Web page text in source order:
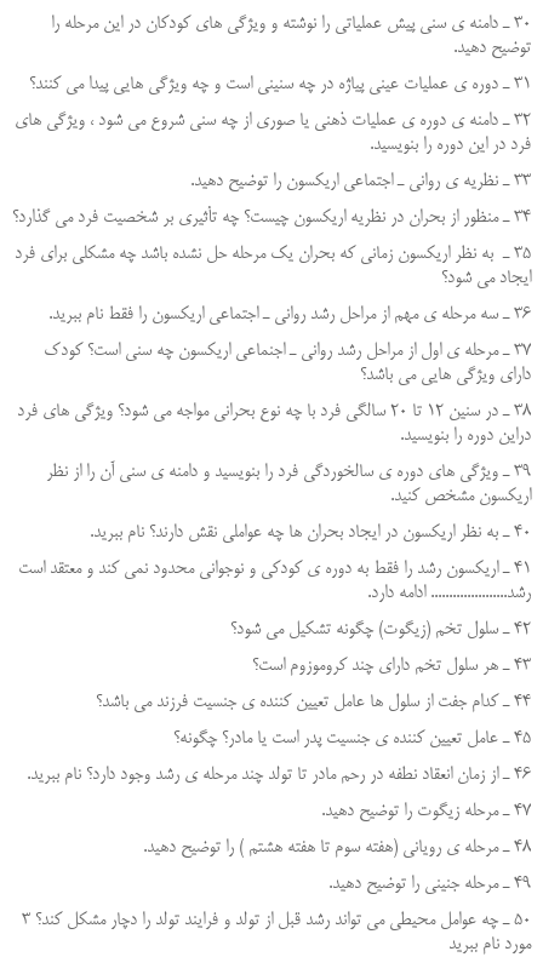
30 ـ دامنه ي سني پيش عملياتي را نوشته و ويژگي هاي كودكان در اين مرحله را
توضيح دهيد.
31 ـ دوره ي عمليات عيني پياژه در چه سنيني است و چه ويژگي هايي پيدا مي كنند؟
32 ـ دامنه ي دوره ي عمليات ذهني يا صوري از چه سني شروع مي شود ، ويژگي هاي
فرد در اين دوره را بنويسيد.
33 ـ نظريه ي رواني ـ اجتماعي اريكسون را توضيح دهيد.
34 ـ منظور از بحران در نظريه اريكسون چيست؟ چه تأثيري بر شخصيت فرد مي گذارد؟
35 ـ به نظر اريكسون زماني كه بحران يك مرحله حل نشده باشد چه مشكلي براي فرد
ايجاد مي شود؟
36 ـ سه مرحله ي مهم از مراحل رشد رواني ـ اجتماعي اريكسون را فقط نام ببريد.
37 ـ مرحله ي اول از مراحل رشد رواني ـ اجنماعي اريكسون چه سني است؟ كودك
داراي ويژگي هايي مي باشد؟
38 ـ در سنين 12 تا 20 سالگي فرد با چه نوع بحراني مواجه مي شود؟ ويژگي هاي فرد
دراين دوره را بنويسيد.
39 ـ ويژگي هاي دوره ي سالخوردگي فرد را بنويسيد و دامنه ي سني آن را از نظر
اريكسون مشخص كنيد.
40 ـ به نظر اريكسون در ايجاد بحران ها چه عواملي نقش دارند؟ نام ببرید.
41 ـ اريكسون رشد را فقط به دوره ي كودكي و نوجواني محدود نمي كند و معتقد است
رشد..................... ادامه دارد.
42 ـ سلول تخم (زیگوت) چگونه تشكيل مي شود؟
43 ـ هر سلول تخم داراي چند كروموزوم است؟
44 ـ كدام جفت از سلول ها عامل تعيين كننده ي جنسيت فرزند مي باشد؟
45 ـ عامل تعيين كننده ي جنسيت پدر است يا مادر؟ چگونه؟
46 ـ از زمان انعقاد نطفه در رحم مادر تا تولد چند مرحله ي رشد وجود دارد؟ نام ببريد.
47 ـ مرحله زيگوت را توضيح دهيد.
48 ـ مرحله ي روياني (هفته سوم تا هفته هشتم ) را توضيح دهيد.
49 ـ مرحله جنيني را توضيح دهيد.
50 ـ چه عوامل محيطي مي تواند رشد قبل از تولد و فرايند تولد را دچار مشكل كند؟ 3
مورد نام ببرید